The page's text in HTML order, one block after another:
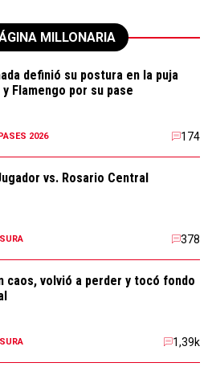
MILLONARIA
definió su postura en la puja
Flamengo por su pase
2026 174
vs. Rosario Central
378
caos, volvió a perder y tocó fondo
1,39k